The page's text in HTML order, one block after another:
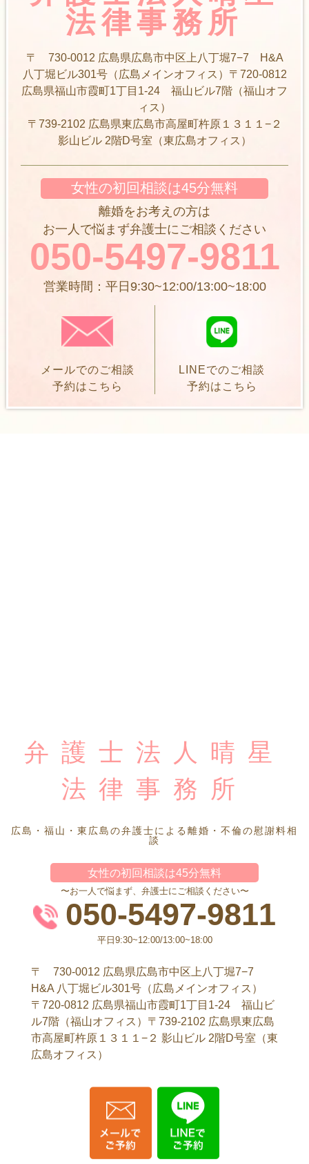
法律事務所
〒 730-0012 広島県広島市中区上八丁堀7−7 H&A
八丁堀ビル301号（広島メインオフィス）〒720-0812
広島県福山市霞町1丁目1-24 福山ビル7階（福山オフ
ィス）
〒739-2102 広島県東広島市高屋町杵原１３１１−２
影山ビル 2階D号室（東広島オフィス）
女性の初回相談は45分無料
離婚をお考えの方は
お一人で悩まず弁護士にご相談ください
050-5497-9811
営業時間：平日9:30~12:00/13:00~18:00
メールでのご相談
予約はこちら
LINEでのご相談
予約はこちら
弁護士法人晴星
法律事務所
広島・福山・東広島の弁護士による離婚・不倫の慰謝料相
談
女性の初回相談は45分無料
〜お一人で悩まず、弁護士にご相談ください〜
050-5497-9811
平日9:30~12:00/13:00~18:00
〒 730-0012 広島県広島市中区上八丁堀7−7
H&A 八丁堀ビル301号（広島メインオフィス）
〒720-0812 広島県福山市霞町1丁目1-24 福山ビ
ル7階（福山オフィス）〒739-2102 広島県東広島
市高屋町杵原１３１１−２ 影山ビル 2階D号室（東
広島オフィス）